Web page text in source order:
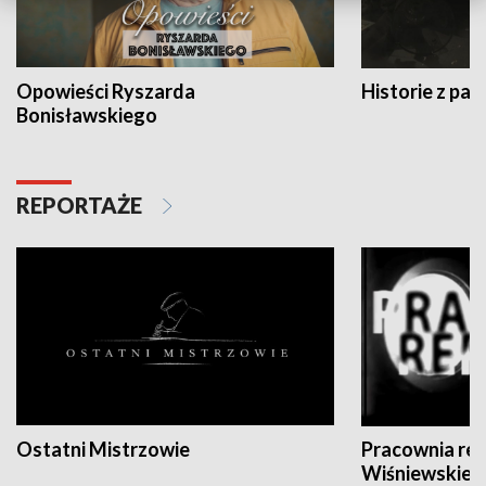
Opowieści Ryszarda
Bonisławskiego
Historie z
REPORTAŻE
Ostatni Mistrzowie
Pracownia